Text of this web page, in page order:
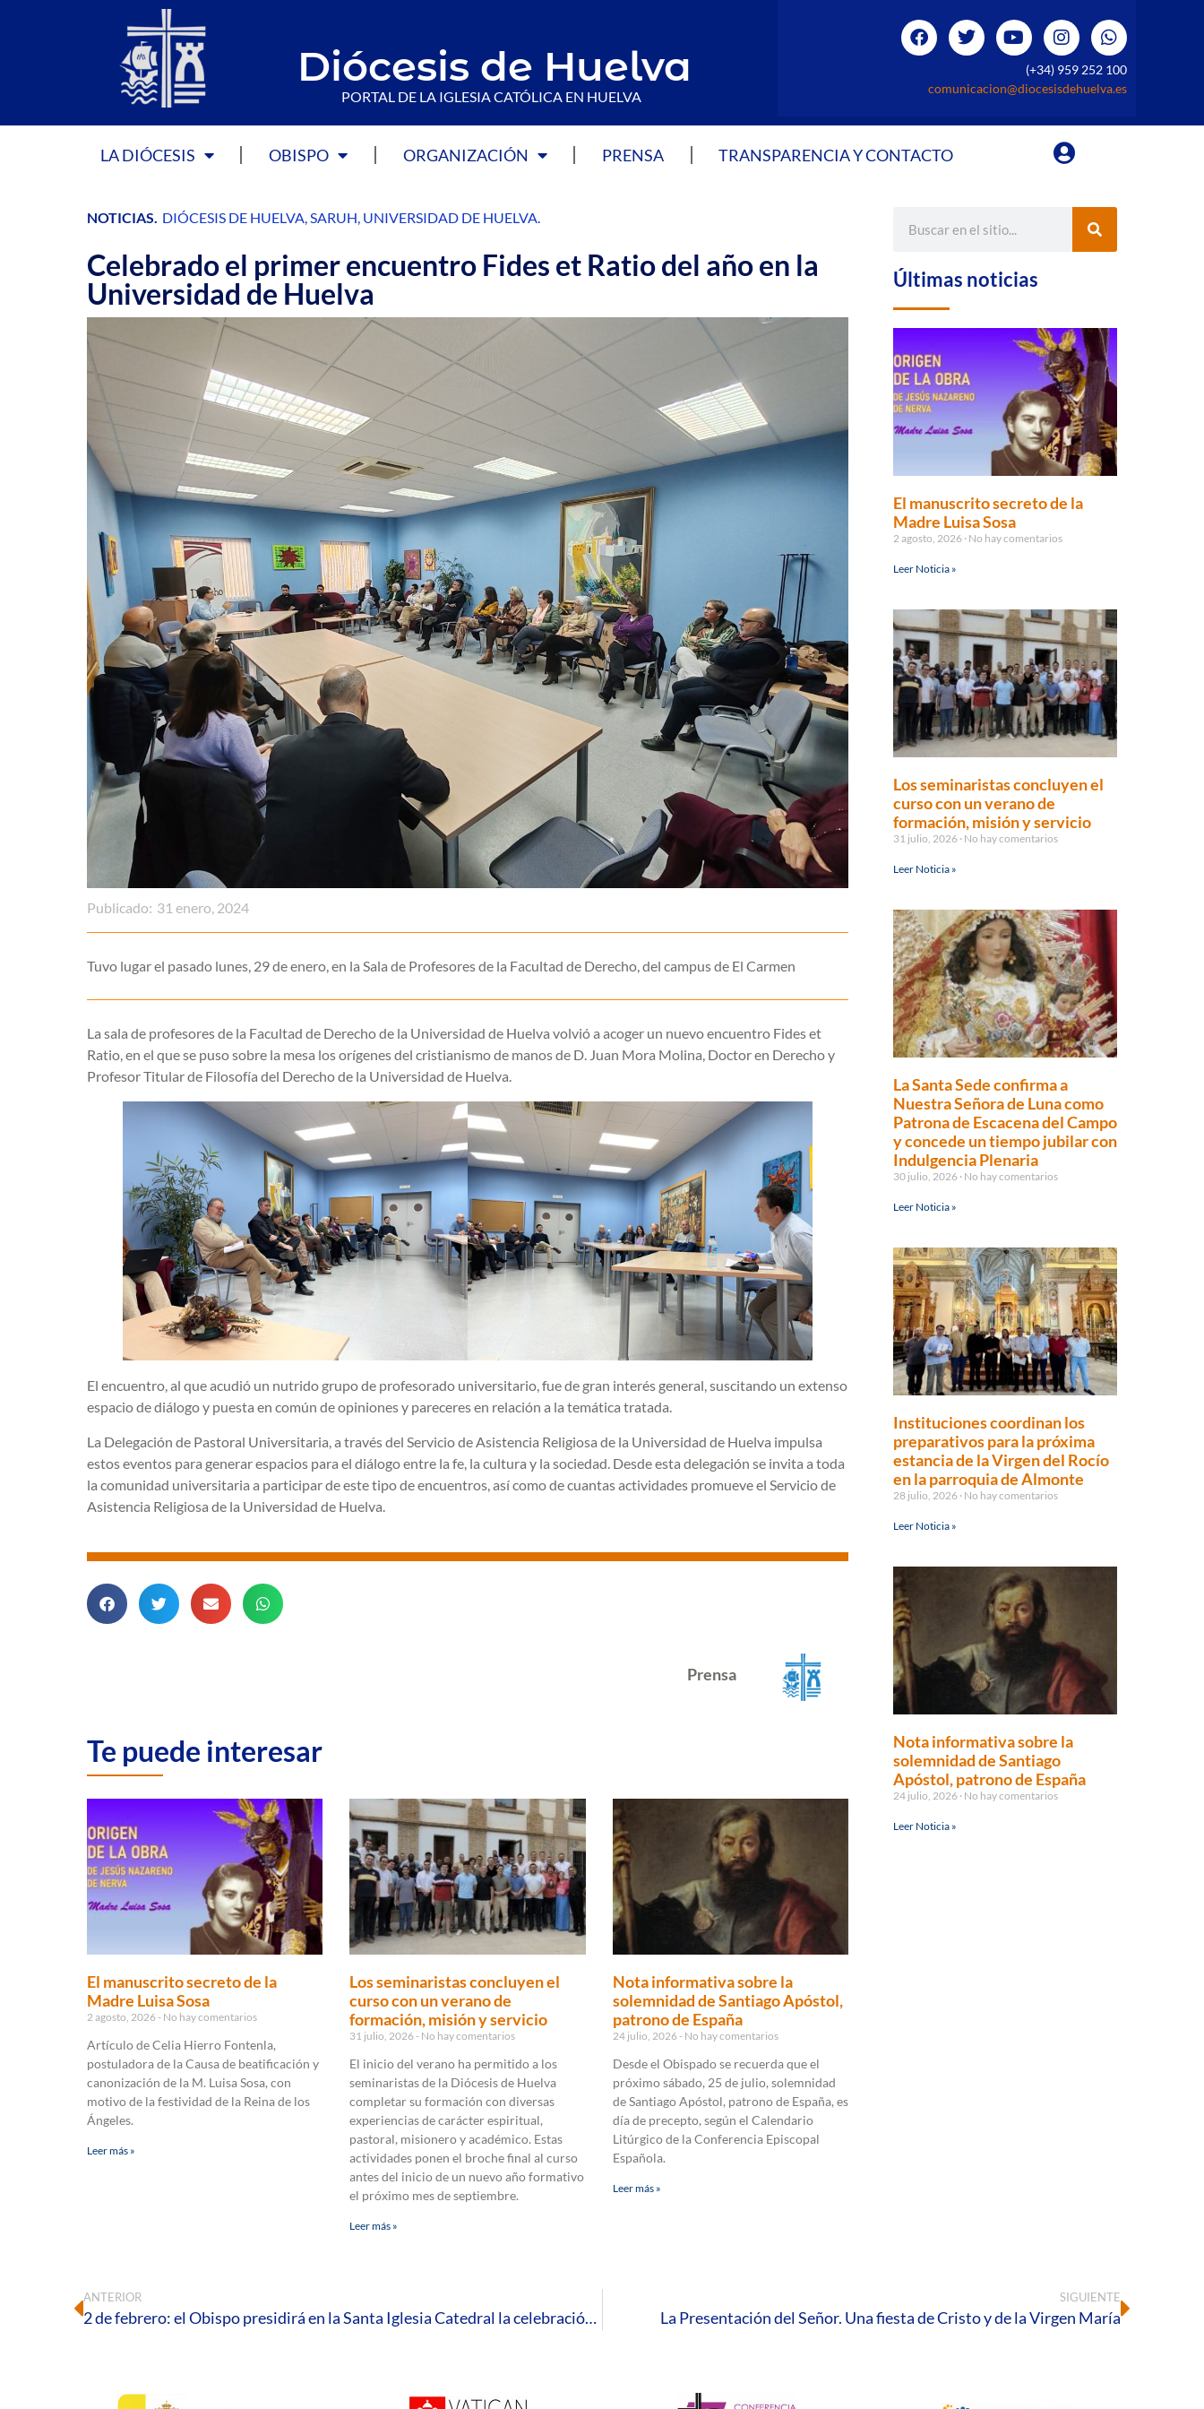
Diócesis de Huelva
PORTAL DE LA IGLESIA CATÓLICA EN HUELVA
(+34) 959 252 100
comunicacion@diocesisdehuelva.es
LA DIÓCESIS OBISPO ORGANIZACIÓN PRENSA TRANSPARENCIA Y CONTACTO
NOTICIAS. DIÓCESIS DE HUELVA,SARUH, UNIVERSIDAD DE HUELVA.
Celebrado el primer encuentro Fides et Ratio del año en la
Universidad de Huelva
Publicado: 31 enero, 2024
Tuvo lugar el pasado lunes, 29 de enero, en la Sala de Profesores de la Facultad de Derecho, del campus de El Carmen
La sala de profesores de la Facultad de Derecho de la Universidad de Huelva volvió a acoger un nuevo encuentro Fides et
Ratio, en el que se puso sobre la mesa los orígenes del cristianismo de manos de D. Juan Mora Molina, Doctor en Derecho y
Profesor Titular de Filosofía del Derecho de la Universidad de Huelva.
El encuentro, al que acudió un nutrido grupo de profesorado universitario, fue de gran interés general, suscitando un extenso
espacio de diálogo y puesta en común de opiniones y pareceres en relación a la temática tratada.
La Delegación de Pastoral Universitaria, a través del Servicio de Asistencia Religiosa de la Universidad de Huelva impulsa
estos eventos para generar espacios para el diálogo entre la fe, la cultura y la sociedad. Desde esta delegación se invita a toda
la comunidad universitaria a participar de este tipo de encuentros, así como de cuantas actividades promueve el Servicio de
Asistencia Religiosa de la Universidad de Huelva.
Prensa
Te puede interesar
El manuscrito secreto de la
Madre Luisa Sosa
2 agosto, 2026 No hay comentarios
Artículo de Celia Hierro Fontenla,
postuladora de la Causa de beatificación y
canonización de la M. Luisa Sosa, con
motivo de la festividad de la Reina de los
Ángeles.
Leer más »
Los seminaristas concluyen el
curso con un verano de
formación, misión y servicio
31 julio, 2026 No hay comentarios
El inicio del verano ha permitido a los
seminaristas de la Diócesis de Huelva
completar su formación con diversas
experiencias de carácter espiritual,
pastoral, misionero y académico. Estas
actividades ponen el broche final al curso
antes del inicio de un nuevo año formativo
el próximo mes de septiembre.
Leer más »
Nota informativa sobre la
solemnidad de Santiago Apóstol,
patrono de España
24 julio, 2026 No hay comentarios
Desde el Obispado se recuerda que el
próximo sábado, 25 de julio, solemnidad
de Santiago Apóstol, patrono de España, es
día de precepto, según el Calendario
Litúrgico de la Conferencia Episcopal
Española.
Leer más »
Últimas noticias
El manuscrito secreto de la
Madre Luisa Sosa
2 agosto, 2026 No hay comentarios
Leer Noticia »
Los seminaristas concluyen el
curso con un verano de
formación, misión y servicio
31 julio, 2026 No hay comentarios
Leer Noticia »
La Santa Sede confirma a
Nuestra Señora de Luna como
Patrona de Escacena del Campo
y concede un tiempo jubilar con
Indulgencia Plenaria
30 julio, 2026 No hay comentarios
Leer Noticia »
Instituciones coordinan los
preparativos para la próxima
estancia de la Virgen del Rocío
en la parroquia de Almonte
28 julio, 2026 No hay comentarios
Leer Noticia »
Nota informativa sobre la
solemnidad de Santiago
Apóstol, patrono de España
24 julio, 2026 No hay comentarios
Leer Noticia »
ANTERIOR
2 de febrero: el Obispo presidirá en la Santa Iglesia Catedral la celebración de la Jornada de la Vida Consagrada
SIGUIENTE
La Presentación del Señor. Una fiesta de Cristo y de la Virgen María